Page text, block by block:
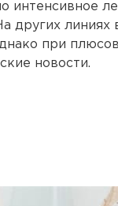
интенсивное
других линиях
при
новости.